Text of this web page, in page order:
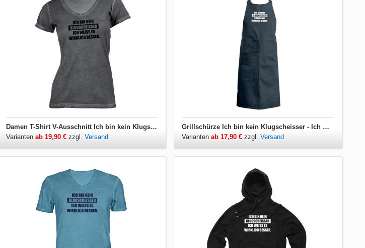
Damen T-Shirt V-Ausschnitt Ich bin kein Klugscheisser - Ich weiss es wirklich besser
Varianten ab 19,90 €zzgl. Versand
Grillschürze Ich bin kein Klugscheisser - Ich weiss es wirklich besser
Variantenab 17,90 € zzgl.Versand